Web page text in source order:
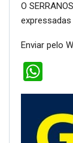
O
Enviar pelo